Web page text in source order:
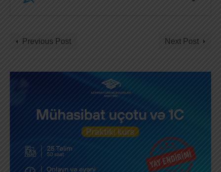
Previous Post Next Post